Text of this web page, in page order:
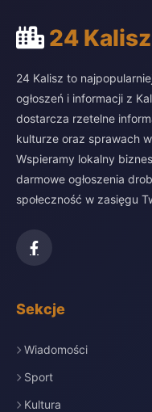
24 Kalisz
24 Kalisz to
ogłoszeń i informacji z
dostarcza rzetelne
kulturze oraz sprawach
Wspieramy lokalny
darmowe ogłoszenia
społeczność w zasięgu
Sekcje
Wiadomości
Sport
Kultura